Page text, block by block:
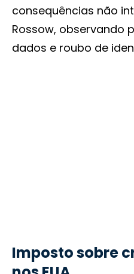
consequências não
Rossow, observando
dados e roubo de
Imposto sobre